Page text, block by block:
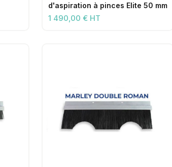
d'aspiration à pinces Elite 50 mm
1 490,00 € HT